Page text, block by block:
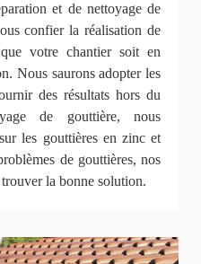
et de nettoyage de
confier la réalisation de
votre chantier soit en
Nous saurons adopter les
des résultats hors du
de gouttière, nous
les gouttières en zinc et
de gouttières, nos
la bonne solution.